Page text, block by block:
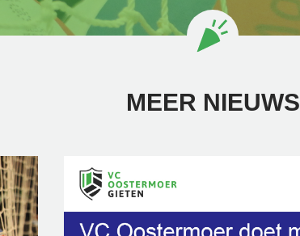
MEER NIEUWS